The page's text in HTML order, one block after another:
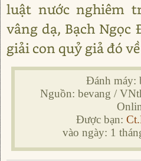
luật nước nghiêm
vâng dạ, Bạch
giải con quỷ giả đó
Đánh máy:
Nguồn: bevang /
Được bạn:
vào ngày: 1